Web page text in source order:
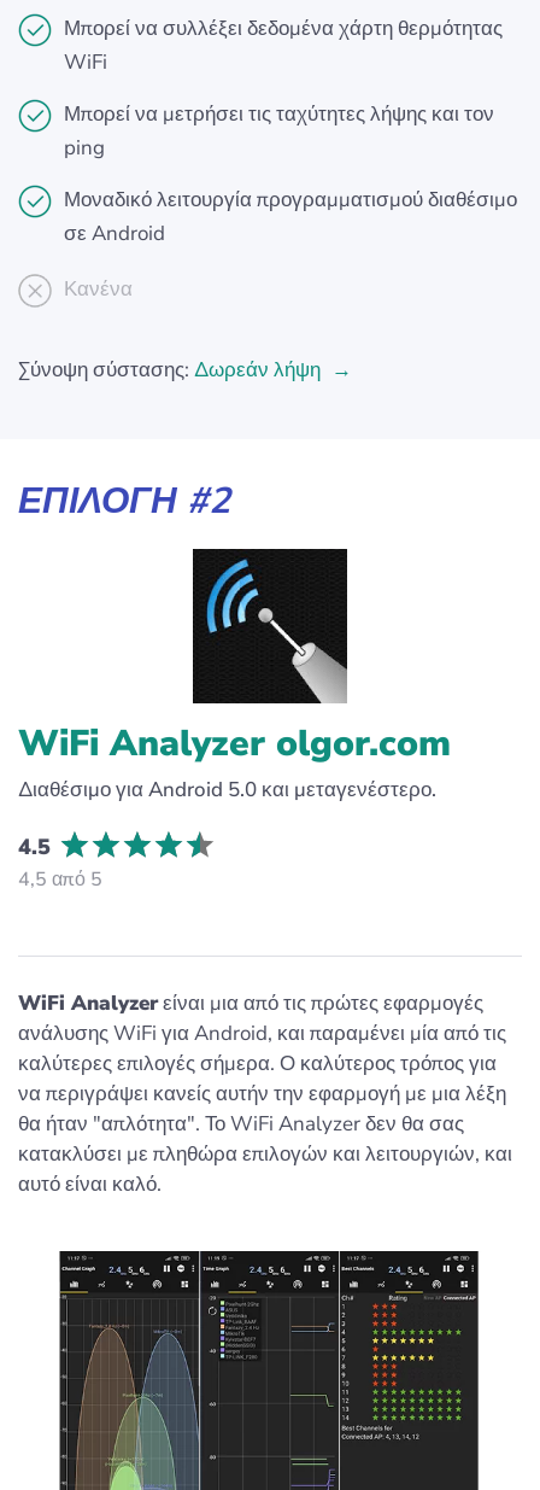
Μπορεί να συλλέξει δεδομένα χάρτη θερμότητας
WiFi
Μπορεί να μετρήσει τις ταχύτητες λήψης και τον
ping
Μοναδικό λειτουργία προγραμματισμού διαθέσιμο
σε Android
Κανένα
Σύνοψη σύστασης: Δωρεάν λήψη
ΕΠΙΛΟΓΉ #2
WiFi Analyzer olgor.com
Διαθέσιμο για Android 5.0 και μεταγενέστερο.
4.5
4,5 από 5
WiFi Analyzerείναι μια από τις πρώτες εφαρμογές
ανάλυσης WiFi για Android, και παραμένει μία από τις
καλύτερες επιλογές σήμερα. Ο καλύτερος τρόπος για
να περιγράψει κανείς αυτήν την εφαρμογή με μια λέξη
θα ήταν "απλότητα". Το WiFi Analyzer δεν θα σας
κατακλύσει με πληθώρα επιλογών και λειτουργιών, και
αυτό είναι καλό.